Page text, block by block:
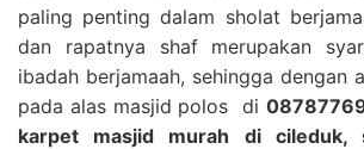
paling penting dalam sholat
dan rapatnya shaf merupakan
ibadah berjamaah, sehingga dengan
pada alas masjid polos di
karpet masjid murah di cileduk,